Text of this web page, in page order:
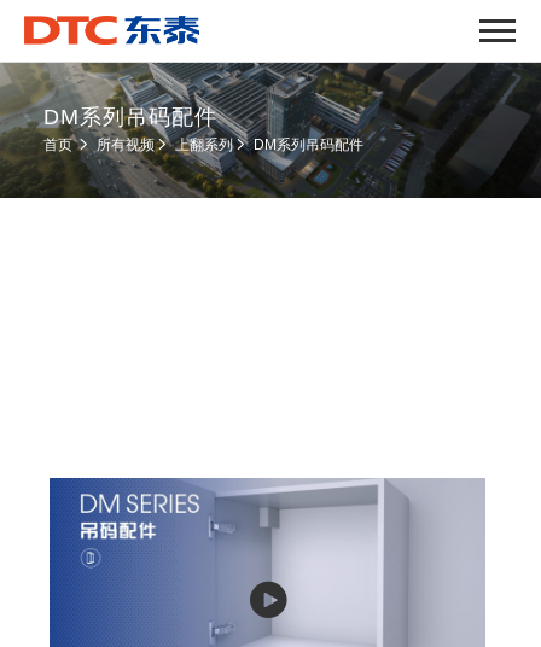
DM系列吊码配件
首页 所有视频 上翻系列 DM系列吊码配件